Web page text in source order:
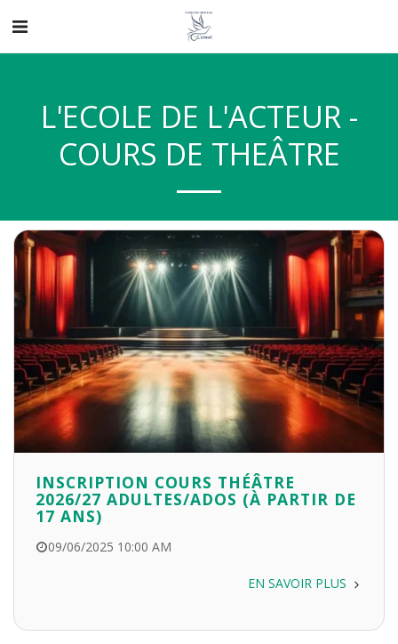
L'ECOLE DE L'ACTEUR -
COURS DE THEÂTRE
INSCRIPTION COURS THÉÂTRE
2026/27 ADULTES/ADOS (À PARTIR DE
17 ANS)
09/06/2025 10:00 AM
EN SAVOIR PLUS